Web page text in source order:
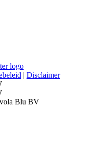
| Disclaimer
Blu BV